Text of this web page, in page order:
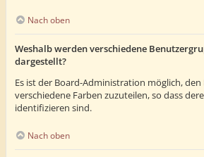
Nach oben
Weshalb werden verschiedene
dargestellt?
Es ist der Board-Administration möglich,
verschiedene Farben zuzuteilen, so dass
identifizieren sind.
Nach oben